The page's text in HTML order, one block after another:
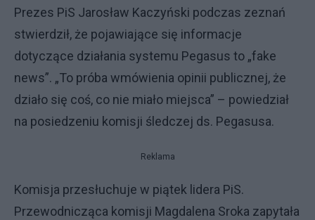
Prezes PiS Jarosław Kaczyński podczas zeznań
stwierdził, że pojawiające się informacje
dotyczące działania systemu Pegasus to „fake
news”. „To próba wmówienia opinii publicznej, że
działo się coś, co nie miało miejsca” – powiedział
na posiedzeniu komisji śledczej ds. Pegasusa.
Reklama
Komisja przesłuchuje w piątek lidera PiS.
Przewodnicząca komisji Magdalena Sroka zapytała